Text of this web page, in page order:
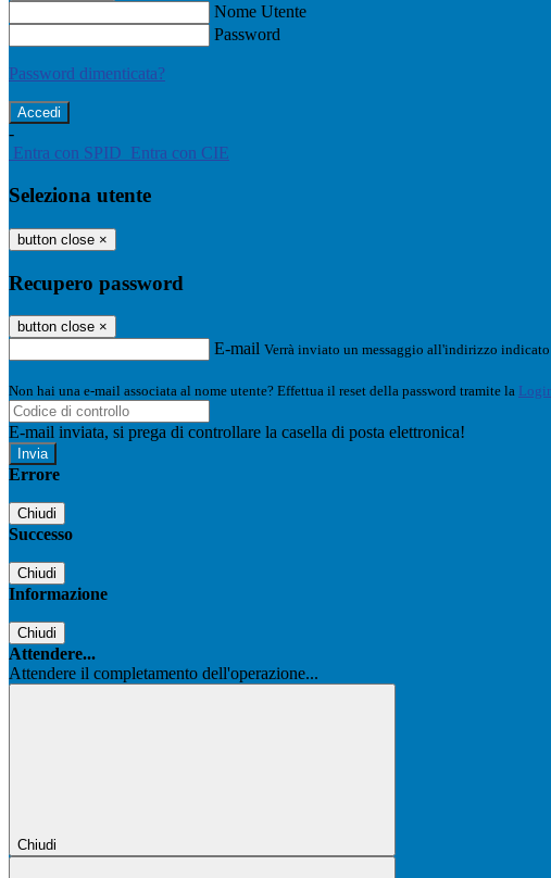
Nome Utente
Password
Password dimenticata?
-
Entra con SPID Entra con CIE
Seleziona utente
button close ×
Recupero password
button close ×
E-mail Verrà inviato un messaggio all'indirizzo
Non hai una e-mail associata al nome utente? Effettua il reset della password tramite la
E-mail inviata, si prega di controllare la casella di posta elettronica!
Errore
Chiudi
Successo
Chiudi
Informazione
Chiudi
Attendere...
Attendere il completamento dell'operazione...
Chiudi